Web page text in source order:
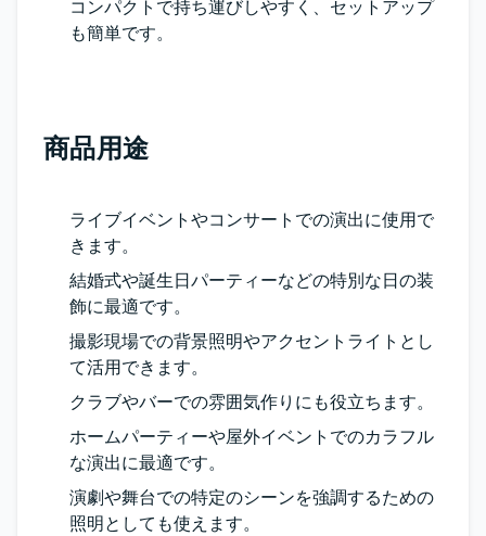
コンパクトで持ち運びしやすく、セットアップ
も簡単です。
商品用途
ライブイベントやコンサートでの演出に使用で
きます。
結婚式や誕生日パーティーなどの特別な日の装
飾に最適です。
撮影現場での背景照明やアクセントライトとし
て活用できます。
クラブやバーでの雰囲気作りにも役立ちます。
ホームパーティーや屋外イベントでのカラフル
な演出に最適です。
演劇や舞台での特定のシーンを強調するための
照明としても使えます。